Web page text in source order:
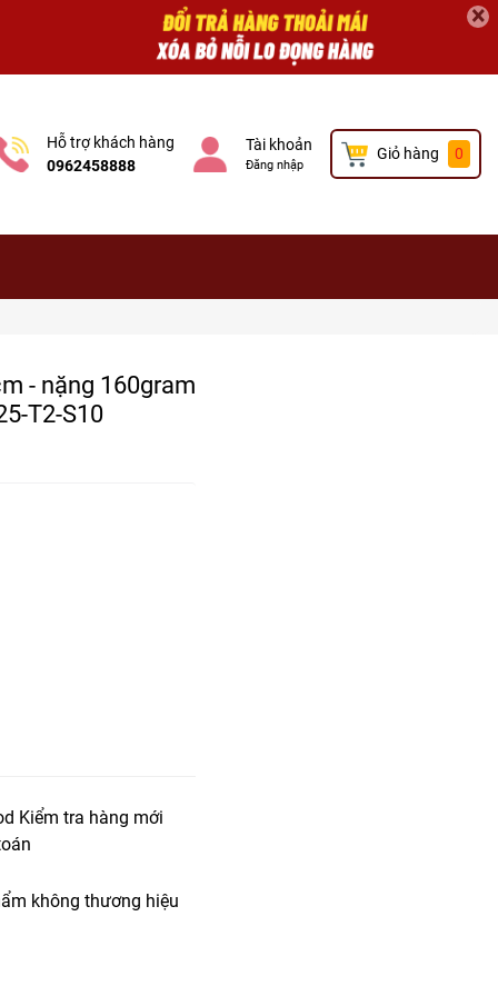
×
Hỗ trợ khách hàng
0962458888
Tài khoản
Đăng nhập
Giỏ hàng 0
- nặng 160gram
T2-S10
Kiểm tra hàng mới
không thương hiệu